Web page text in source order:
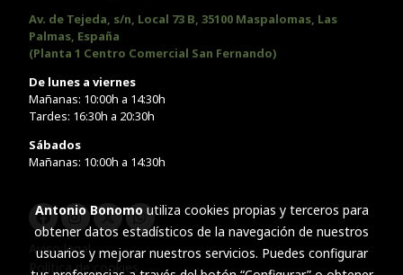
Av. de Tejeda, s/n, Local 73 B, 35100 Maspalomas, Las
Palmas, España
(Planta 1 Centro Comercial San Fernando)
De lunes a viernes
Mañanas: 10:00h a 14:30h
Tardes: 16:30h a 20:30h
Sábados
Mañanas: 10:00h a 14:30h
Aviso legal
Política de cookies
Antonio Bonomoutiliza cookies propias y terceros para
obtener datos estadísticos de la navegación de nuestros
usuarios y mejorar nuestros servicios. Puedes configurar